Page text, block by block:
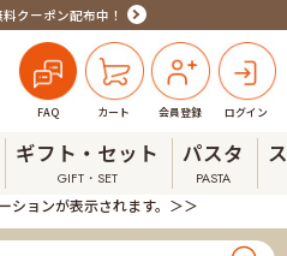
クーポン配布中！
FAQ カート 会員登録 ログイン
ギフト・セット
GIFT・SET
パスタ
PASTA
ションが表示されます。＞＞